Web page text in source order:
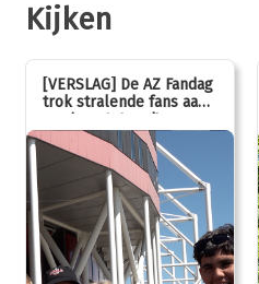
Kijken
[VERSLAG] De AZ Fandag
trok stralende fans aan,
van jong tot oud!